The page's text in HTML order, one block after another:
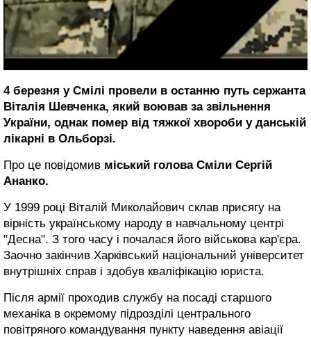
4 березня у Смілі провели в останню путь сержанта
Віталія Шевченка, який воював за звільнення
України, однак помер від тяжкої хвороби у данській
лікарні в Ольборзі.
Про це повідомив міський голова Сміли Сергій
Ананко.
У 1999 році Віталій Миколайович склав присягу на
вірність українському народу в навчальному центрі
"Десна". З того часу і почалася його військова кар'єра.
Заочно закінчив Харківський національний університет
внутрішніх справ і здобув кваліфікацію юриста.
Після армії проходив службу на посаді старшого
механіка в окремому підрозділі центрального
повітряного командування пункту наведення авіації